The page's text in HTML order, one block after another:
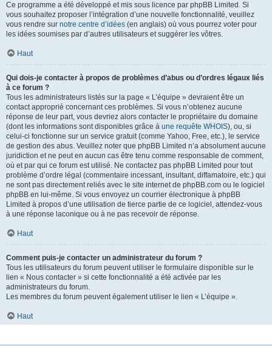
Ce programme a été développé et mis sous licence par phpBB Limited. Si
vous souhaitez proposer l’intégration d’une nouvelle fonctionnalité, veuillez
vous rendre sur notre centre d’idées (en anglais) où vous pourrez voter pour
les idées soumises par d’autres utilisateurs et suggérer les vôtres.
Haut
Qui dois-je contacter à propos de problèmes d’abus ou d’ordres légaux liés
à ce forum ?
Tous les administrateurs listés sur la page « L’équipe » devraient être un
contact approprié concernant ces problèmes. Si vous n’obtenez aucune
réponse de leur part, vous devriez alors contacter le propriétaire du domaine
(dont les informations sont disponibles grâce à une requête WHOIS), ou, si
celui-ci fonctionne sur un service gratuit (comme Yahoo, Free, etc.), le service
de gestion des abus. Veuillez noter que phpBB Limited n’a absolument aucune
juridiction et ne peut en aucun cas être tenu comme responsable de comment,
où et par qui ce forum est utilisé. Ne contactez pas phpBB Limited pour tout
problème d’ordre légal (commentaire incessant, insultant, diffamatoire, etc.) qui
ne sont pas directement reliés avec le site internet de phpBB.com ou le logiciel
phpBB en lui-même. Si vous envoyez un courrier électronique à phpBB
Limited à propos d’une utilisation de tierce partie de ce logiciel, attendez-vous
à une réponse laconique ou à ne pas recevoir de réponse.
Haut
Comment puis-je contacter un administrateur du forum ?
Tous les utilisateurs du forum peuvent utiliser le formulaire disponible sur le
lien « Nous contacter » si cette fonctionnalité a été activée par les
administrateurs du forum.
Les membres du forum peuvent également utiliser le lien « L’équipe ».
Haut